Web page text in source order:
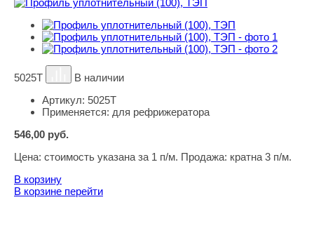
5025Т
В наличии
Артикул: 5025Т
Применяется: для рефрижератора
546,00 руб.
Цена: стоимость указана за 1 п/м. Продажа: кратна 3 п/м.
В корзину
В корзине перейти